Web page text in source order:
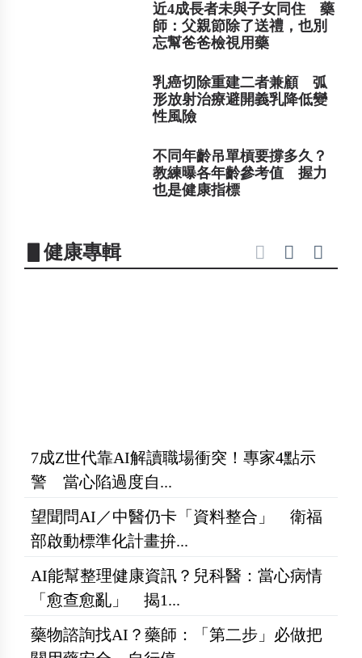
近4成長者未與子女同住 藥
師：父親節除了送禮，也別
忘幫爸爸檢視用藥
乳癌切除重建二者兼顧 弧
形放射治療避開義乳降低變
性風險
不同年齡吊單槓要撐多久？
教練曝各年齡參考值 握力
也是健康指標
▋健康專輯
7成Z世代靠AI解讀職場衝突！專家4點示
警 當心陷過度自...
望聞問AI／中醫仍卡「資料整合」 衛福
部啟動標準化計畫拚...
AI能幫整理健康資訊？兒科醫：當心病情
「愈查愈亂」 揭1...
藥物諮詢找AI？藥師：「第二步」必做把